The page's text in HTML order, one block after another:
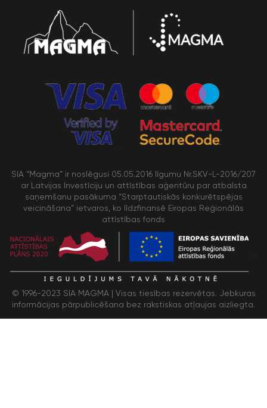
SIA “Magma” ir noslēgusi 05.05.2016 līgumu Nr.SKV-L-2016/207
ar Latvijas Investīciju un attīstības aģentūru par atbalsta
saņemšanu pasākuma “Starptautiskās konkurētspējas
veicināšana” ietvaros, ko līdzfinansē Eiropas Reģionālās
attīstības fonds
© 1996-2023 SIA MAGMA | Visas tiesības rezervētas. Jebkuras
informācijas pārpublicēšana bez rakstiskas atļaujas aizliegta.